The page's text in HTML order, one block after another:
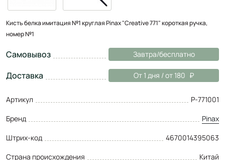
Кисть белка имитация №1 круглая Pinax "Creative 771" короткая ручка,
номер №1
Самовывоз Завтра/бесплатно
Доставка От 1 дня / от 180
Артикул
P-771001
Бренд
Pinax
Штрих-код
4670014395063
Страна происхождения
Китай